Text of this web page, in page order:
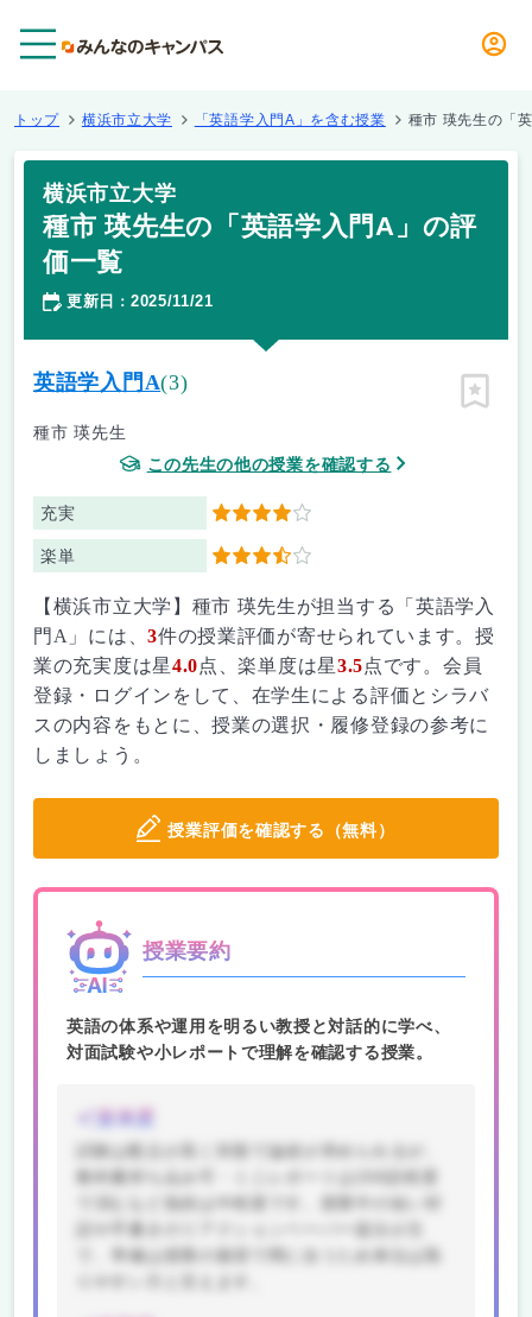
トップ 横浜市立大学 「英語学入門A」を含む授業 種市 瑛先生の「
横浜市立大学
種市 瑛先生の「英語学入門A」の評
価一覧
更新日 ： 2025/11/21
英語学入門A(3)
種市 瑛先生
この先生の他の授業を確認する
充実 4
楽単 3.5
ピン留
【横浜市立大学】種市 瑛先生が担当する「英語学入
門A」には、3件の授業評価が寄せられています。授
業の充実度は星4.0点、楽単度は星3.5点です。会員
登録・ログインをして、在学生による評価とシラバ
スの内容をもとに、授業の選択・履修登録の参考に
しましょう。
授業評価を確認する（無料）
授業要約
英語の体系や運用を明るい教授と対話的に学べ、
対面試験や小レポートで理解を確認する授業。
楽単度
試験は配点が高く対面で論述が求められるが、
で、準備は授業の復習で間に合うため単位は取